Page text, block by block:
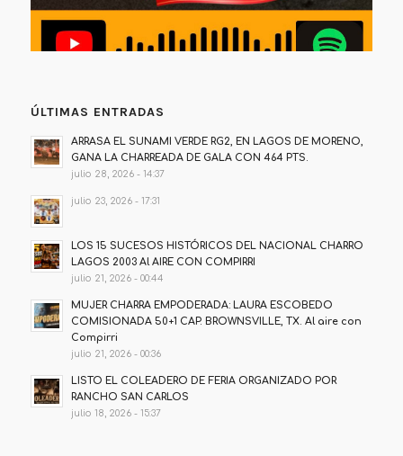
ÚLTIMAS ENTRADAS
ARRASA EL SUNAMI VERDE RG2, EN LAGOS DE MORENO,
GANA LA CHARREADA DE GALA CON 464 PTS.
julio 28, 2026 - 14:37
julio 23, 2026 - 17:31
LOS 15 SUCESOS HISTÓRICOS DEL NACIONAL CHARRO
LAGOS 2003 Al AIRE CON COMPIRRI
julio 21, 2026 - 00:44
MUJER CHARRA EMPODERADA: LAURA ESCOBEDO
COMISIONADA 50+1 CAP. BROWNSVILLE, TX. Al aire con
Compirri
julio 21, 2026 - 00:36
LISTO EL COLEADERO DE FERIA ORGANIZADO POR
RANCHO SAN CARLOS
julio 18, 2026 - 15:37